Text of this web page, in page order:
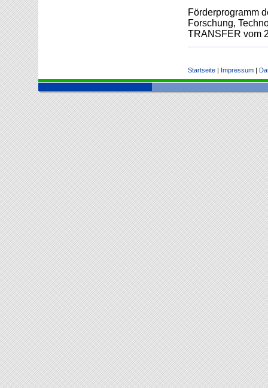
Förderprogramm
Forschung,
TRANSFER vom
Startseite| Impressum|